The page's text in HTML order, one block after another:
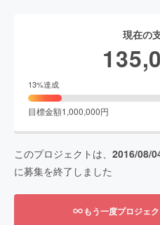
現在の
13%達成
目標金額1,000,000円
このプロジェクトは、 2016/08/
に募集を終了しました
もう一度プロジェ